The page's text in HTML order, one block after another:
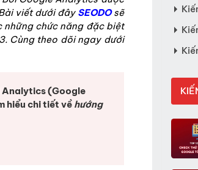
viết dưới đây SEODOsẽ
những chức năng đặc biệt
Cùng theo dõi ngay dưới
Analytics (Google
hiểu chi tiết về hướng